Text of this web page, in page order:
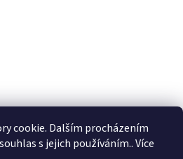
cookie. Dalším procházením
s jejich používáním.. Více